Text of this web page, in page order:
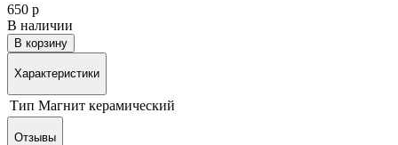
650 р
В наличии
В корзину
Характеристики
Тип Магнит керамический
Отзывы